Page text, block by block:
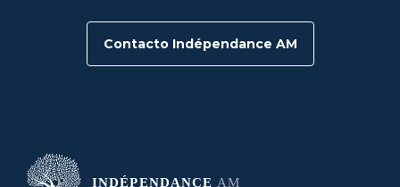
Contacto Indépendance AM